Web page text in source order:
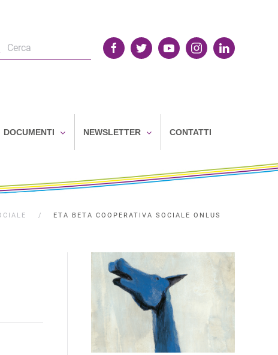
DOCUMENTI NEWSLETTER CONTATTI
ETA BETA COOPERATIVA SOCIALE ONLUS